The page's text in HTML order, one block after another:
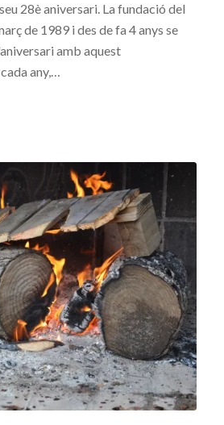
28è aniversari. La fundació del
de 1989 i des de fa 4 anys se
amb aquest
any,…